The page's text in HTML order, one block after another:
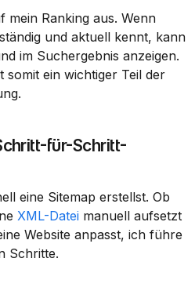
mein Ranking aus. Wenn
und aktuell kennt, kann
im Suchergebnis anzeigen.
somit ein wichtiger Teil der
für-Schritt-
eine Sitemap erstellst. Ob
XML-Datei manuell aufsetzt
Website anpasst, ich führe
Schritte.